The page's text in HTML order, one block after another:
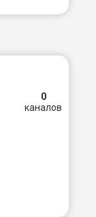
0
каналов